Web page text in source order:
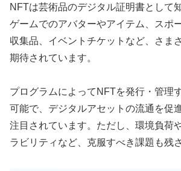
NFTは芸術品のデジタル証明書として
ゲームでのアバターやアイテム、スポ
収集品、イベントチケットなど、さま
期待されています。
プログラムによってNFTを発行・管理
可能で、デジタルアセットの流通を促
注目されています。ただし、環境負荷
ラビリティなど、克服すべき課題も残